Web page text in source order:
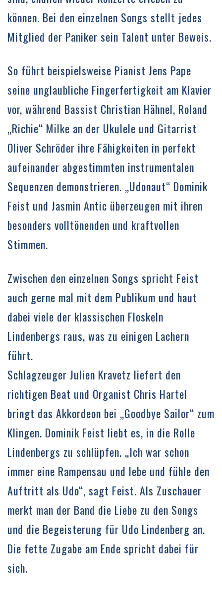
können. Bei den einzelnen Songs stellt jedes
Mitglied der Paniker sein Talent unter Beweis.
So führt beispielsweise Pianist Jens Pape
seine unglaubliche Fingerfertigkeit am Klavier
vor, während Bassist Christian Hähnel, Roland
„Richie“ Milke an der Ukulele und Gitarrist
Oliver Schröder ihre Fähigkeiten in perfekt
aufeinander abgestimmten instrumentalen
Sequenzen demonstrieren. „Udonaut“ Dominik
Feist und Jasmin Antic überzeugen mit ihren
besonders volltönenden und kraftvollen
Stimmen.
Zwischen den einzelnen Songs spricht Feist
auch gerne mal mit dem Publikum und haut
dabei viele der klassischen Floskeln
Lindenbergs raus, was zu einigen Lachern
führt.
Schlagzeuger Julien Kravetz liefert den
richtigen Beat und Organist Chris Hartel
bringt das Akkordeon bei „Goodbye Sailor“ zum
Klingen. Dominik Feist liebt es, in die Rolle
Lindenbergs zu schlüpfen. „Ich war schon
immer eine Rampensau und lebe und fühle den
Auftritt als Udo“, sagt Feist. Als Zuschauer
merkt man der Band die Liebe zu den Songs
und die Begeisterung für Udo Lindenberg an.
Die fette Zugabe am Ende spricht dabei für
sich.